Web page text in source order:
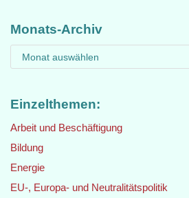
Monats-Archiv
Einzelthemen:
Arbeit und Beschäftigung
Bildung
Energie
EU-, Europa- und Neutralitätspolitik